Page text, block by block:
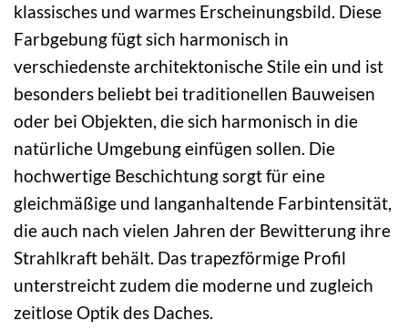
klassisches und warmes Erscheinungsbild. Diese
Farbgebung fügt sich harmonisch in
verschiedenste architektonische Stile ein und ist
besonders beliebt bei traditionellen Bauweisen
oder bei Objekten, die sich harmonisch in die
natürliche Umgebung einfügen sollen. Die
hochwertige Beschichtung sorgt für eine
gleichmäßige und langanhaltende Farbintensität,
die auch nach vielen Jahren der Bewitterung ihre
Strahlkraft behält. Das trapezförmige Profil
unterstreicht zudem die moderne und zugleich
zeitlose Optik des Daches.